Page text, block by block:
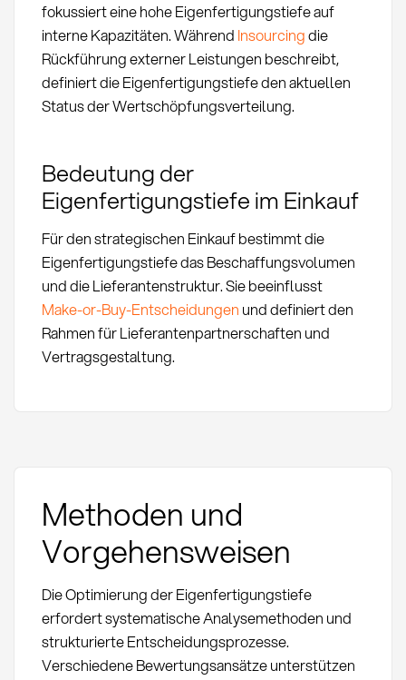
fokussiert eine hohe Eigenfertigungstiefe auf
interne Kapazitäten. Während Insourcingdie
Rückführung externer Leistungen beschreibt,
definiert die Eigenfertigungstiefe den aktuellen
Status der Wertschöpfungsverteilung.
Bedeutung der
Eigenfertigungstiefe im Einkauf
Für den strategischen Einkauf bestimmt die
Eigenfertigungstiefe das Beschaffungsvolumen
und die Lieferantenstruktur. Sie beeinflusst
Make-or-Buy-Entscheidungen und definiert den
Rahmen für Lieferantenpartnerschaften und
Vertragsgestaltung.
Methoden und
Vorgehensweisen
Die Optimierung der Eigenfertigungstiefe
erfordert systematische Analysemethoden und
strukturierte Entscheidungsprozesse.
Verschiedene Bewertungsansätze unterstützen